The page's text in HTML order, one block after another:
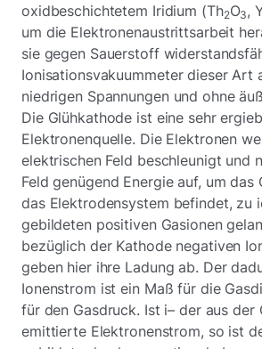
oxidbeschichtetem Iridium (Th2O3,
um die Elektronenaustrittsarbeit
sie gegen Sauerstoff
Ionisationsvakuummeter dieser Art
niedrigen Spannungen und ohne
Die Glühkathode ist eine sehr
Elektronenquelle. Die Elektronen
elektrischen Feld beschleunigt und
Feld genügend Energie auf, um das
das Elektrodensystem befindet, zu
gebildeten positiven Gasionen
bezüglich der Kathode negativen
geben hier ihre Ladung ab. Der
Ionenstrom ist ein Maß für die
für den Gasdruck. Ist i– der aus der
emittierte Elektronenstrom, so ist